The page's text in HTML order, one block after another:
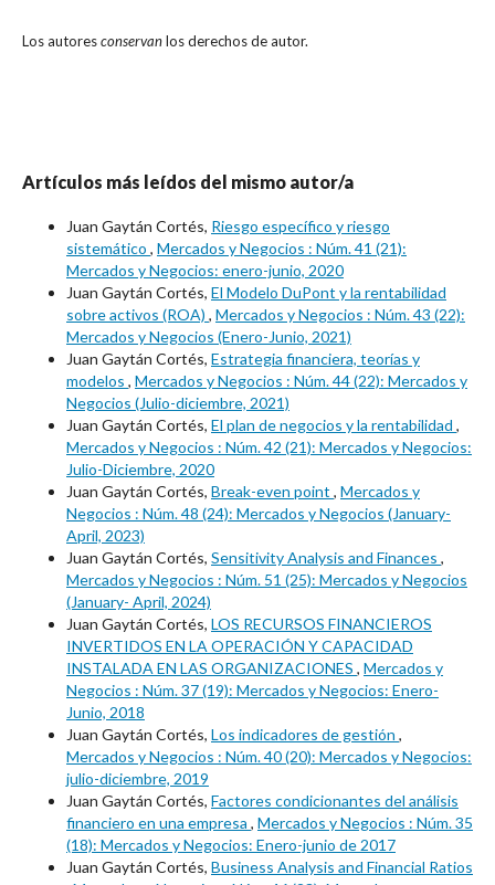
Los autoresconservanlos derechos de autor.
Artículos más leídos del mismo autor/a
Juan Gaytán Cortés, Riesgo específico y riesgo
sistemático , Mercados y Negocios : Núm. 41 (21):
Mercados y Negocios: enero-junio, 2020
Juan Gaytán Cortés, El Modelo DuPont y la rentabilidad
sobre activos (ROA) , Mercados y Negocios : Núm. 43 (22):
Mercados y Negocios (Enero-Junio, 2021)
Juan Gaytán Cortés, Estrategia financiera, teorías y
modelos , Mercados y Negocios : Núm. 44 (22): Mercados y
Negocios (Julio-diciembre, 2021)
Juan Gaytán Cortés, El plan de negocios y la rentabilidad ,
Mercados y Negocios : Núm. 42 (21): Mercados y Negocios:
Julio-Diciembre, 2020
Juan Gaytán Cortés, Break-even point , Mercados y
Negocios : Núm. 48 (24): Mercados y Negocios (January-
April, 2023)
Juan Gaytán Cortés, Sensitivity Analysis and Finances ,
Mercados y Negocios : Núm. 51 (25): Mercados y Negocios
(January- April, 2024)
Juan Gaytán Cortés, LOS RECURSOS FINANCIEROS
INVERTIDOS EN LA OPERACIÓN Y CAPACIDAD
INSTALADA EN LAS ORGANIZACIONES , Mercados y
Negocios : Núm. 37 (19): Mercados y Negocios: Enero-
Junio, 2018
Juan Gaytán Cortés, Los indicadores de gestión ,
Mercados y Negocios : Núm. 40 (20): Mercados y Negocios:
julio-diciembre, 2019
Juan Gaytán Cortés, Factores condicionantes del análisis
financiero en una empresa , Mercados y Negocios : Núm. 35
(18): Mercados y Negocios: Enero-junio de 2017
Juan Gaytán Cortés, Business Analysis and Financial Ratios